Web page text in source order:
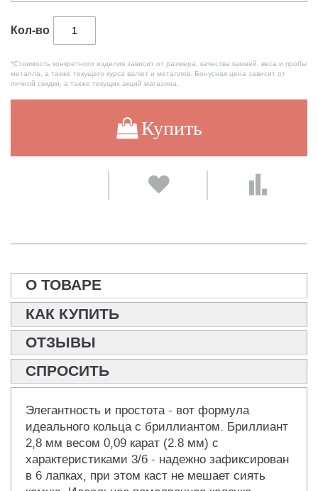
Кол-во
*Стоимость конкретного изделия зависит от размера, качества камней, веса и пробы
металла, а также текущего курса валют и металлов. Бонусная цена зависит от
личной скидки, а также текущих акций магазина.
Купить
О ТОВАРЕ
КАК КУПИТЬ
ОТЗЫВЫ
СПРОСИТЬ
Элегантность и простота - вот формула
идеального кольца с бриллиантом. Бриллиант
2,8 мм весом 0,09 карат (2.8 мм) с
характеристиками 3/6 - надежно зафиксирован
в 6 лапках, при этом каст не мешает сиять